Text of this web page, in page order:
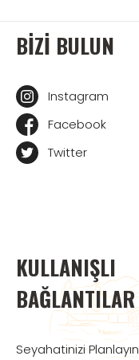
BIZI BULUN
Instagram
Facebook
Twitter
KULLANIŞLI
BAĞLANTILAR
Seyahatinizi Planlayın